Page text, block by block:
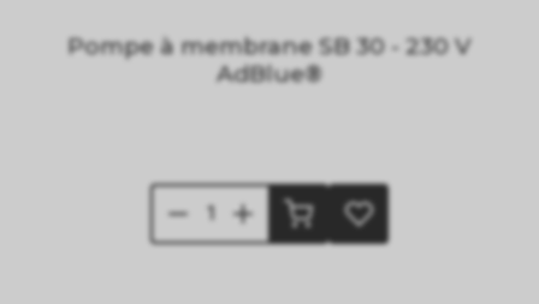
Pompe à membrane SB 30 - 230 V
AdBlue®